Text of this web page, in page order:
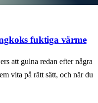
fuktiga värme
att gulna redan efter några
vita på rätt sätt, och när du